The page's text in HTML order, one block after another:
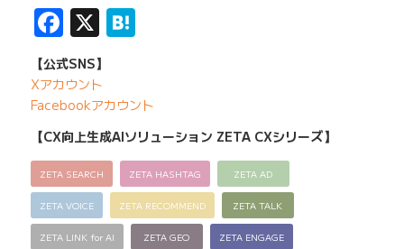
Facebook
X Hatena
【公式SNS】
Xアカウント
Facebookアカウント
【CX向上生成AIソリューション ZETA CXシリーズ】
ZETA SEARCH ZETA HASHTAG ZETA AD
ZETA VOICE ZETA RECOMMEND ZETA TALK
ZETA LINK for AI ZETA GEO ZETA ENGAGE